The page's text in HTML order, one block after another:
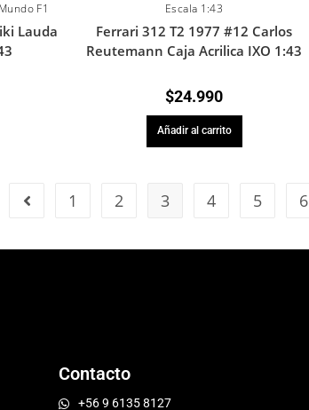
F1
Lauda
Escala 1:43
Ferrari 312 T2 1977 #12 Carlos
Reutemann Caja Acrilica IXO 1:43
$24.990
Añadir al carrito
1 2 3 4 5 6
Contacto
+56 9 6135 8127